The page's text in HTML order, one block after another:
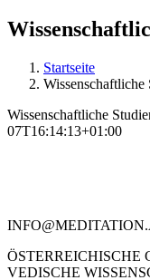
Startseite
Wissenschaftliche
07T16:14:13+01:00
ÖSTERREICHISCHE
VEDISCHE